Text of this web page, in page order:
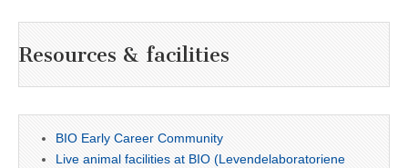
Resources & facilities
BIO Early Career Community
Live animal facilities at BIO (Levendelaboratoriene